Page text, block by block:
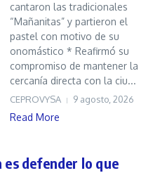
cantaron las tradicionales
“Mañanitas” y partieron el
pastel con motivo de su
onomástico * Reafirmó su
compromiso de mantener la
cercanía directa con la ciu...
CEPROVYSA 9 agosto, 2026
Read More
defender lo que